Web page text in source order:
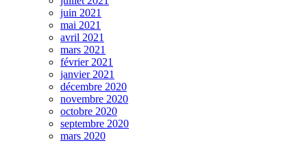
juin 2021
mai 2021
avril 2021
mars 2021
février 2021
janvier 2021
décembre 2020
novembre 2020
octobre 2020
septembre 2020
mars 2020